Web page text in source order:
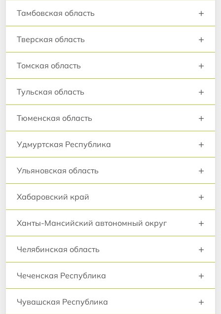
Тамбовская область +
Тверская область +
Томская область +
Тульская область +
Тюменская область +
Удмуртская Республика +
Ульяновская область +
Хабаровский край +
Ханты-Мансийский автономный округ +
Челябинская область +
Чеченская Республика +
Чувашская Республика +